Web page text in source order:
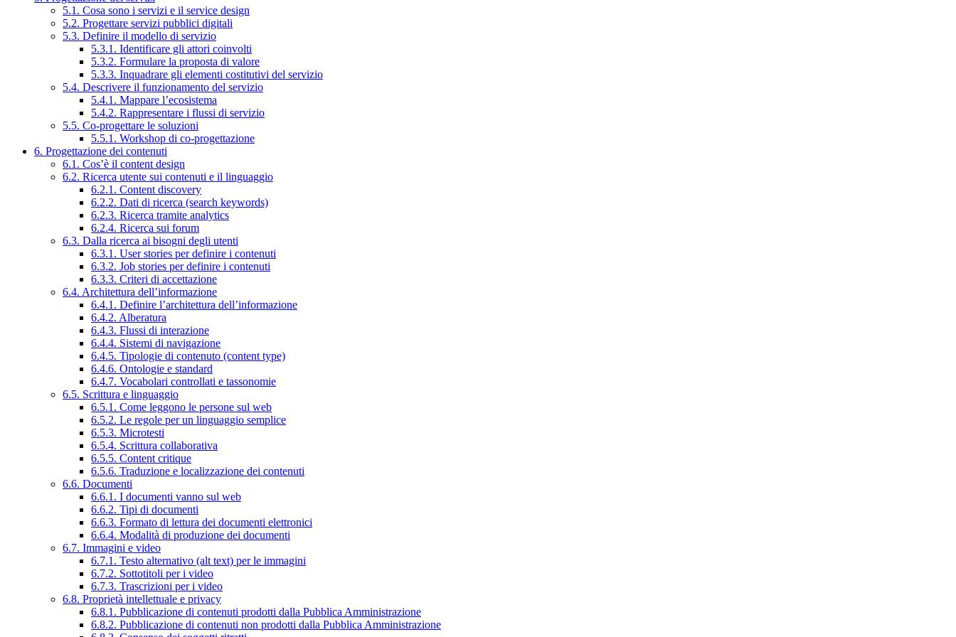
5.1. Cosa sono i servizi e il service design
5.2. Progettare servizi pubblici digitali
5.3. Definire il modello di servizio
5.3.1. Identificare gli attori coinvolti
5.3.2. Formulare la proposta di valore
5.3.3. Inquadrare gli elementi costitutivi del servizio
5.4. Descrivere il funzionamento del servizio
5.4.1. Mappare l’ecosistema
5.4.2. Rappresentare i flussi di servizio
5.5. Co-progettare le soluzioni
5.5.1. Workshop di co-progettazione
6. Progettazione dei contenuti
6.1. Cos’è il content design
6.2. Ricerca utente sui contenuti e il linguaggio
6.2.1. Content discovery
6.2.2. Dati di ricerca (search keywords)
6.2.3. Ricerca tramite analytics
6.2.4. Ricerca sui forum
6.3. Dalla ricerca ai bisogni degli utenti
6.3.1. User stories per definire i contenuti
6.3.2. Job stories per definire i contenuti
6.3.3. Criteri di accettazione
6.4. Architettura dell’informazione
6.4.1. Definire l’architettura dell’informazione
6.4.2. Alberatura
6.4.3. Flussi di interazione
6.4.4. Sistemi di navigazione
6.4.5. Tipologie di contenuto (content type)
6.4.6. Ontologie e standard
6.4.7. Vocabolari controllati e tassonomie
6.5. Scrittura e linguaggio
6.5.1. Come leggono le persone sul web
6.5.2. Le regole per un linguaggio semplice
6.5.3. Microtesti
6.5.4. Scrittura collaborativa
6.5.5. Content critique
6.5.6. Traduzione e localizzazione dei contenuti
6.6. Documenti
6.6.1. I documenti vanno sul web
6.6.2. Tipi di documenti
6.6.3. Formato di lettura dei documenti elettronici
6.6.4. Modalità di produzione dei documenti
6.7. Immagini e video
6.7.1. Testo alternativo (alt text) per le immagini
6.7.2. Sottotitoli per i video
6.7.3. Trascrizioni per i video
6.8. Proprietà intellettuale e privacy
6.8.1. Pubblicazione di contenuti prodotti dalla Pubblica Amministrazione
6.8.2. Pubblicazione di contenuti non prodotti dalla Pubblica Amministrazione